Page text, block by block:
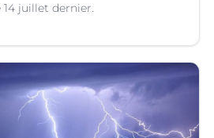
juillet dernier.